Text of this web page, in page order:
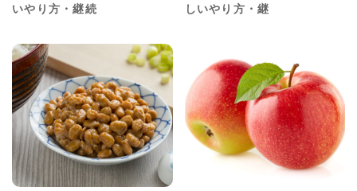
いやり方・継続
しいやり方・継